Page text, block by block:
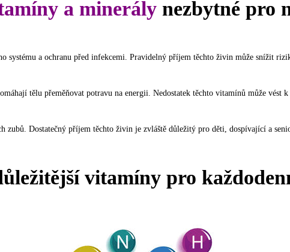
a minerály nezbytné pro
a ochranu před infekcemi. Pravidelný příjem těchto živin může snížit
tělu přeměňovat potravu na energii. Nedostatek těchto vitamínů může vést k
Dostatečný příjem těchto živin je zvláště důležitý pro děti, dospívající a
vitamíny pro